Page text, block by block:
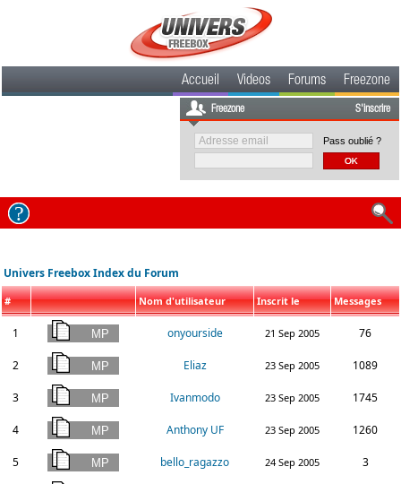
Accueil Videos Forums Freezone
Freezone S'inscrire
Pass oublié ?
Univers Freebox Index du Forum
# Nom d'utilisateur Inscrit le Messages
1 onyourside 21 Sep 2005 76
2 Eliaz 23 Sep 2005 1089
3 Ivanmodo 23 Sep 2005 1745
4 Anthony UF 23 Sep 2005 1260
5 bello_ragazzo 24 Sep 2005 3